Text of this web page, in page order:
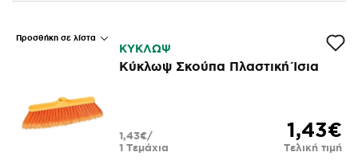
Προσθήκη σε λίστα
ΚΥΚΛΩΨ
Κύκλωψ Σκούπα Πλαστική Ίσια
1,43€
Τελική τιμή
1 Τεμάχια
1,43€/